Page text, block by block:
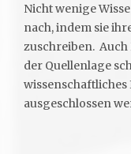
Nicht wenige
nach, indem sie
zuschreiben. Auch
der Quellenlage
wissenschaftliches
ausgeschlossen